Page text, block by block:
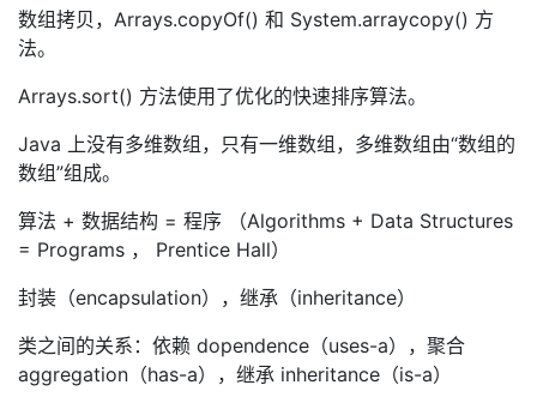
数组拷贝，Arrays.copyOf() 和 System.arraycopy() 方
法。
Arrays.sort() 方法使用了优化的快速排序算法。
Java 上没有多维数组，只有一维数组，多维数组由“数组的
数组”组成。
算法 + 数据结构 = 程序 （Algorithms + Data Structures
= Programs ， Prentice Hall）
封装（encapsulation），继承（inheritance）
类之间的关系：依赖 dopendence（uses-a），聚合
aggregation（has-a），继承 inheritance（is-a）